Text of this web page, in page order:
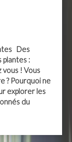
Des
plantes :
! Vous
? Pourquoi ne
explorer les
du